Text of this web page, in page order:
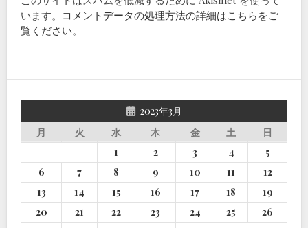
います。 コメントデータの処理方法の詳細はこちらをご
覧ください。
2023年3月
月
火 水 木 金 土
日
1
2 3 4
5
6
7 8 9 10 11
12
13
14 15 16 17 18
19
20
21 22 23 24 25
26